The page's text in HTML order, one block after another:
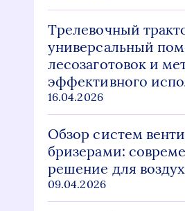
Трелевочный
универсальный
лесозаготовок и
эффективного
16.04.2026
Обзор систем
бризерами:
решение для
09.04.2026